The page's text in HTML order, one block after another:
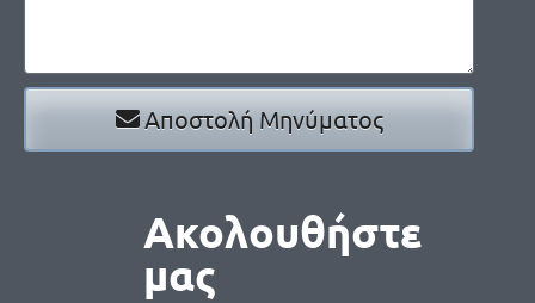
Αποστολή Μηνύματος
Ακολουθήστε
μας